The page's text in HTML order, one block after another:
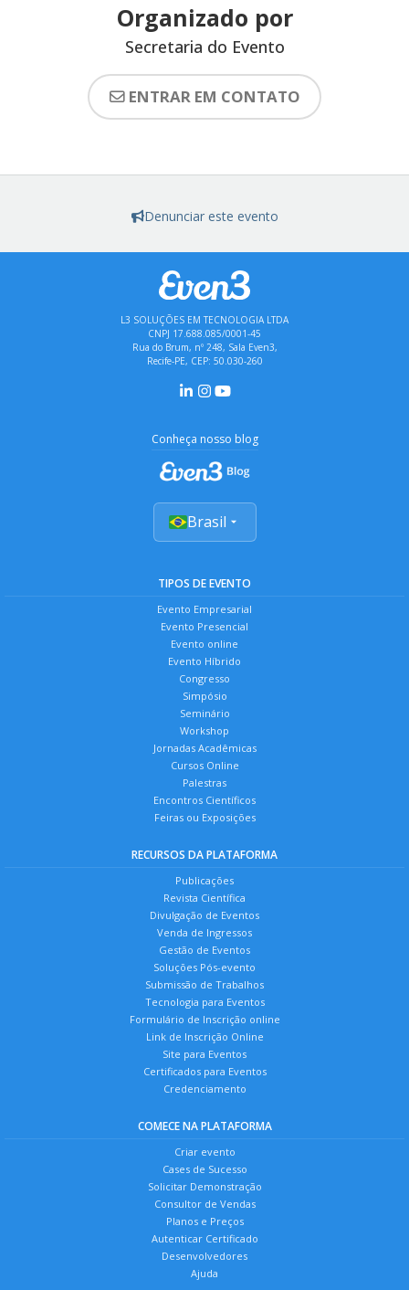
Organizado por
Secretaria do Evento
ENTRAR EM CONTATO
Denunciar este evento
L3 SOLUÇÕES EM TECNOLOGIA LTDA
CNPJ 17.688.085/0001-45
Rua do Brum, nº 248, Sala Even3,
Recife-PE, CEP: 50.030-260
Conheça nosso blog
Brasil
TIPOS DE EVENTO
Evento Empresarial
Evento Presencial
Evento online
Evento Híbrido
Congresso
Simpósio
Seminário
Workshop
Jornadas Acadêmicas
Cursos Online
Palestras
Encontros Científicos
Feiras ou Exposições
RECURSOS DA PLATAFORMA
Publicações
Revista Científica
Divulgação de Eventos
Venda de Ingressos
Gestão de Eventos
Soluções Pós-evento
Submissão de Trabalhos
Tecnologia para Eventos
Formulário de Inscrição online
Link de Inscrição Online
Site para Eventos
Certificados para Eventos
Credenciamento
COMECE NA PLATAFORMA
Criar evento
Cases de Sucesso
Solicitar Demonstração
Consultor de Vendas
Planos e Preços
Autenticar Certificado
Desenvolvedores
Ajuda